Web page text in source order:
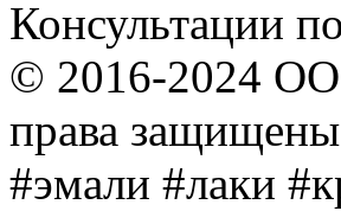
Консультации
© 2016-2024
права
#эмали #лаки